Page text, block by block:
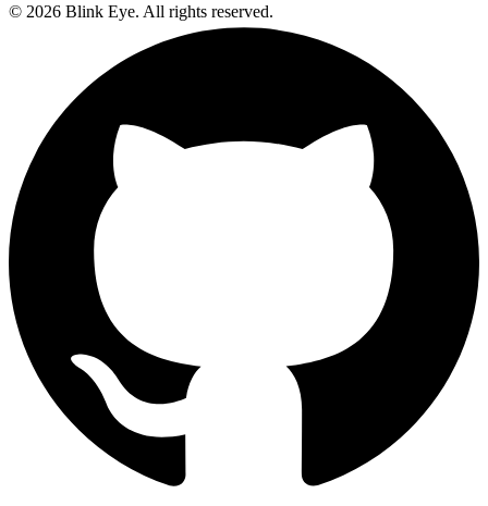
© 2026 Blink Eye. All rights reserved.